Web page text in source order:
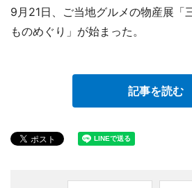
9月21日、ご当地グルメの物産展「
ものめぐり」が始まった。
記事を読む